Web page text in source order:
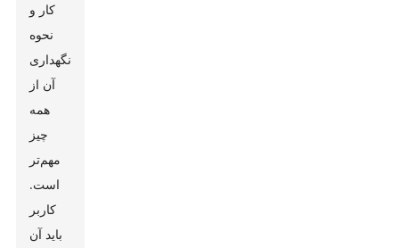
کار و
نحوه
نگهداری
آن از
همه
چیز
مهم‌تر
است.
کاربر
باید آن